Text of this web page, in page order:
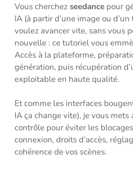
Vous cherchezseedance pour
IA (à partir d’une image ou
voulez avancer vite, sans vous
nouvelle : ce tutoriel vous
Accès à la plateforme,
génération, puis récupération
exploitable en haute qualité.
Et comme les interfaces
IA ça change vite), je vous mets
contrôle pour éviter les
connexion, droits d’accès,
cohérence de vos scènes.